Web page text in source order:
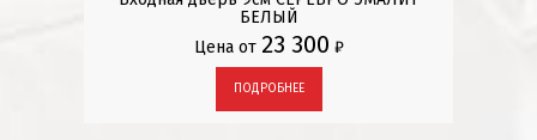
БЕЛЫЙ
Цена от 23 300 ₽
ПОДРОБНЕЕ